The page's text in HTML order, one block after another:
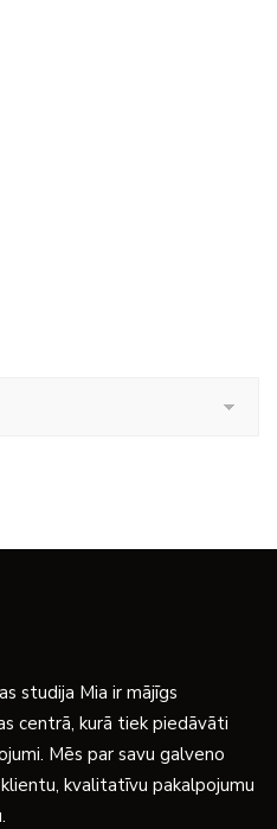
studija Mia ir mājīgs
centrā, kurā tiek piedāvāti
Mēs par savu galveno
kvalitatīvu pakalpojumu